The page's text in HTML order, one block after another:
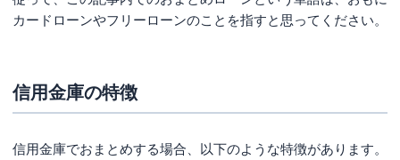
カードローンやフリーローンのことを指すと思ってください。
信用金庫の特徴
信用金庫でおまとめする場合、以下のような特徴があります。